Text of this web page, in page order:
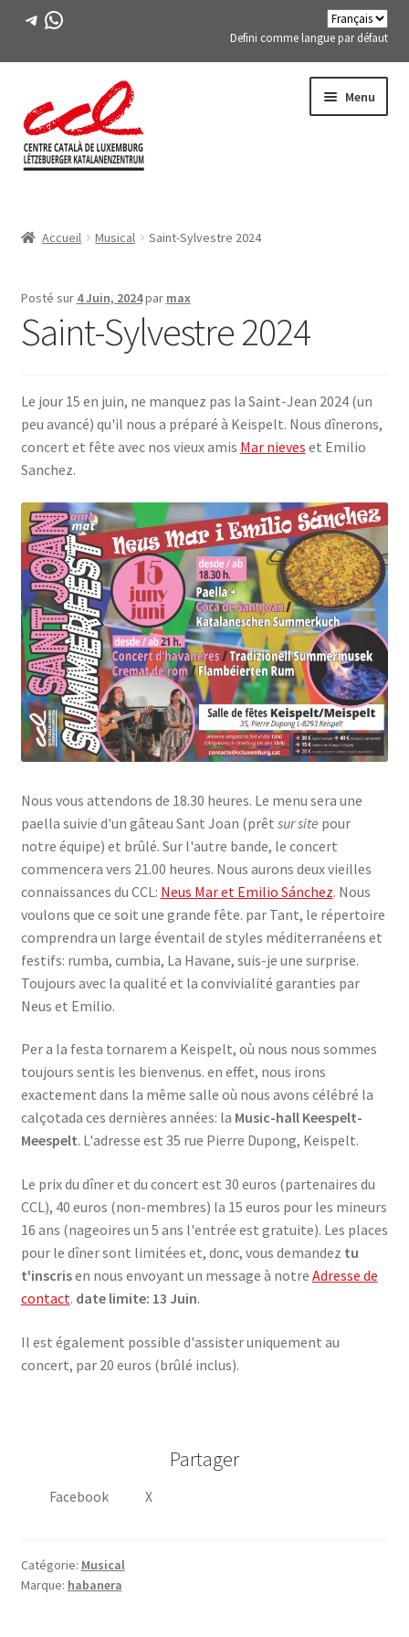
Télégramme
WhatsApp
Defini comme langue par défaut
la
navigation
au
contenu
Menu
ACTIVITÉS
COURS
MEMBRES DE FES-TE
SE CONNECTER
Accueil Musical Saint-Sylvestre 2024
Posté sur 4 Juin, 2024par max
Saint-Sylvestre 2024
Le jour 15 en juin, ne manquez pas la Saint-Jean 2024 (un
peu avancé) qu'il nous a préparé à Keispelt. Nous dînerons,
concert et fête avec nos vieux amis Mar nieves et Emilio
Sanchez.
Nous vous attendons de 18.30 heures. Le menu sera une
paella suivie d'un gâteau Sant Joan (prêt sur site pour
notre équipe) et brûlé. Sur l'autre bande, le concert
commencera vers 21.00 heures. Nous aurons deux vieilles
connaissances du CCL: Neus Mar et Emilio Sánchez. Nous
voulons que ce soit une grande fête. par Tant, le répertoire
comprendra un large éventail de styles méditerranéens et
festifs: rumba, cumbia, La Havane, suis-je une surprise.
Toujours avec la qualité et la convivialité garanties par
Neus et Emilio.
Per a la festa tornarem a Keispelt, où nous nous sommes
toujours sentis les bienvenus. en effet, nous irons
exactement dans la même salle où nous avons célébré la
calçotada ces dernières années: la Music-hall Keespelt-
Meespelt. L'adresse est 35 rue Pierre Dupong, Keispelt.
Le prix du dîner et du concert est 30 euros (partenaires du
CCL), 40 euros (non-membres) la 15 euros pour les mineurs
16 ans (nageoires un 5 ans l'entrée est gratuite). Les places
pour le dîner sont limitées et, donc, vous demandez tu
t'inscrisen nous envoyant un message à notre Adresse de
contact. date limite: 13 Juin.
Il est également possible d'assister uniquement au
concert, par 20 euros (brûlé inclus).
Partager
Facebook X
Catégorie: Musical
Marque: habanera